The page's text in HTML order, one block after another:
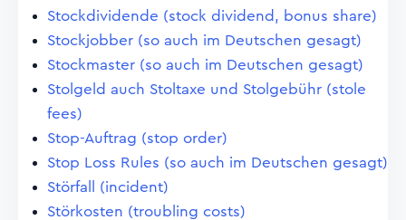
Stockdividende (stock dividend, bonus share)
Stockjobber (so auch im Deutschen gesagt)
Stockmaster (so auch im Deutschen gesagt)
Stolgeld auch Stoltaxe und Stolgebühr (stole
fees)
Stop-Auftrag (stop order)
Stop Loss Rules (so auch im Deutschen gesagt)
Störfall (incident)
Störkosten (troubling costs)